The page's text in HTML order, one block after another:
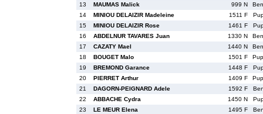
13
MAUMAS Malick 999 N
14
MINIOU DELAIZIR Madeleine 1511 F
15
MINIOU DELAIZIR Rose 1461 F
16
ABDELNUR TAVARES Juan 1330 N
17
CAZATY Mael 1440 N
18
BOUGET Malo 1501 F
19
BREMOND Garance 1448 F
20
PIERRET Arthur 1409 F
21
DAGORN-PEIGNARD Adele 1592 F
22
ABBACHE Cydra 1450 N
23
LE MEUR Elena 1495 F